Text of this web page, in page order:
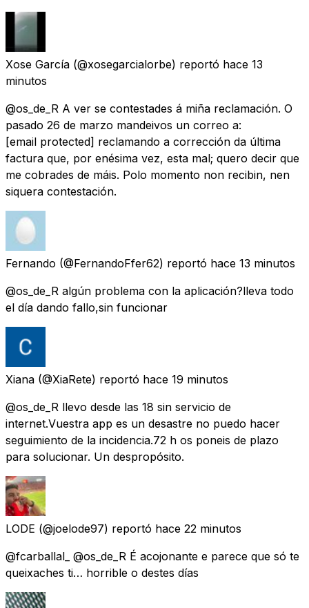
Xose García (@xosegarcialorbe) reportó hace 13
minutos
@os_de_R A ver se contestades á miña reclamación. O
pasado 26 de marzo mandeivos un correo a:
[email protected] reclamando a corrección da última
factura que, por enésima vez, esta mal; quero decir que
me cobrades de máis. Polo momento non recibin, nen
siquera contestación.
Fernando (@FernandoFfer62) reportó hace 13 minutos
@os_de_R algún problema con la aplicación?lleva todo
el día dando fallo,sin funcionar
Xiana (@XiaRete) reportó hace 19 minutos
@os_de_R llevo desde las 18 sin servicio de
internet.Vuestra app es un desastre no puedo hacer
seguimiento de la incidencia.72 h os poneis de plazo
para solucionar. Un despropósito.
LODE (@joelode97) reportó hace 22 minutos
@fcarballal_ @os_de_R É acojonante e parece que só te
queixaches ti… horrible o destes días